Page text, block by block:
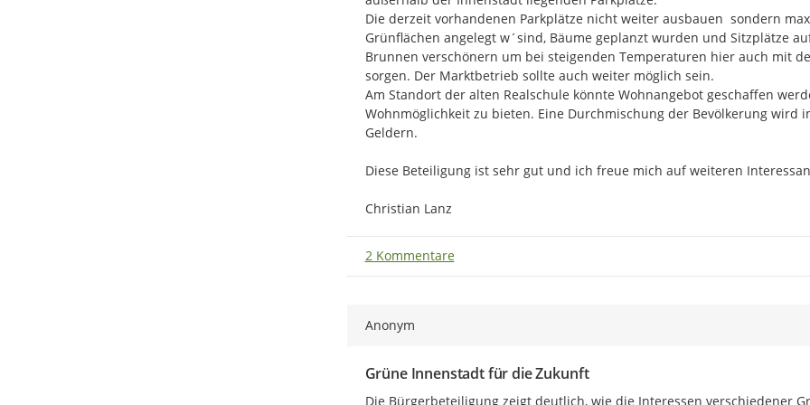
Innenstadtkonfernz statt. In
"Arbeiten". In Arbeitsgruppen,
für Zielsetzungen und
ausgearbeitet. In konstruktiven
verschiedenen Akteursgruppen
Zuvor bot auch der Gastvortrag
aber auch abgewertet werden
Interessierten und Betroffenen
digital zusammengefasst
Innenstadtkonferenz sowie aus
Ausbau der Grünstrukturen:
Die derzeit vorhandenen Parkplätze nicht weiter ausbauen  sondern
Grünflächen angelegt w´sind, Bäume geplanzt wurden und Sitzplätze
Brunnen verschönern um bei steigenden Temperaturen hier auch mit
sorgen. Der Marktbetrieb sollte auch weiter möglich sein.
Am Standort der alten Realschule könnte Wohnangebot geschaffen
Wohnmöglichkeit zu bieten. Eine Durchmischung der Bevölkerung wird
Geldern.
Diese Beteiligung ist sehr gut und ich freue mich auf weiteren
Christian Lanz
2 Kommentare
Anonym
Grüne Innenstadt für die Zukunft
Die Bürgerbeteiligung zeigt deutlich, wie die Interessen verschiedener